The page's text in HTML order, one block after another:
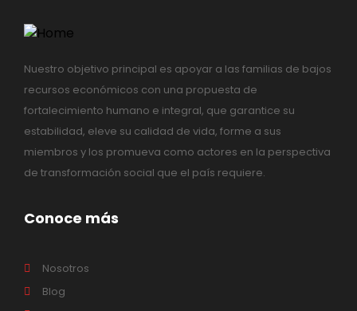
Nuestro objetivo principal es apoyar a las familias de bajos
recursos económicos con una propuesta de
fortalecimiento humano e integral, que garantice su
estabilidad, eleve su calidad de vida, forme a sus
miembros y los promueva como actores en la perspectiva
de transformación social que el país requiere.
Conoce más
Nosotros
Blog